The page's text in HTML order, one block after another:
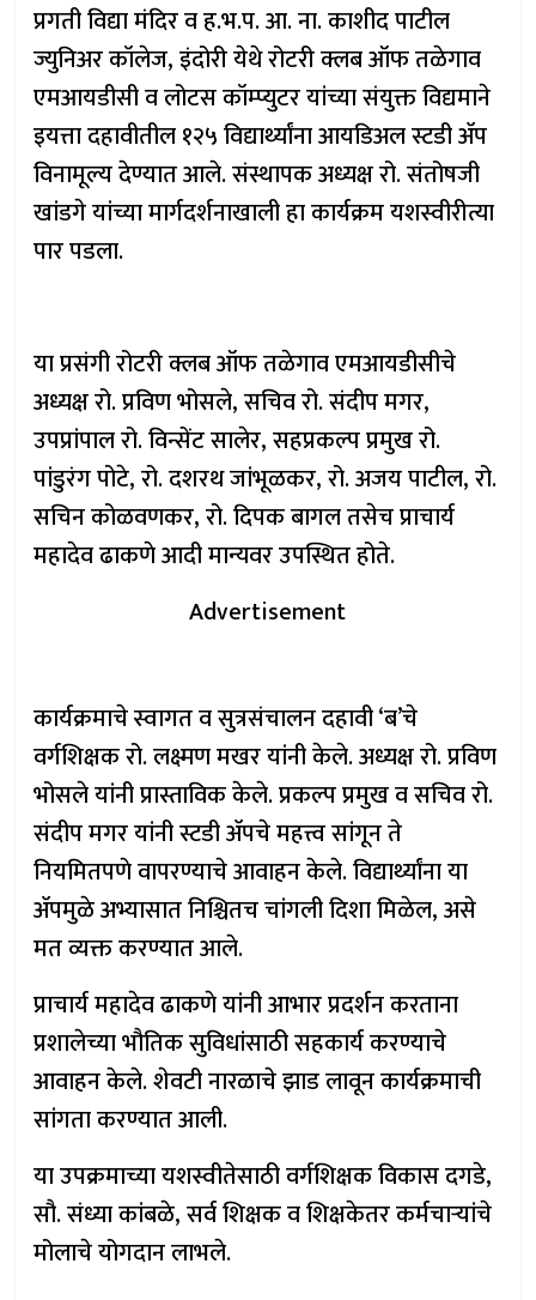
प्रगती विद्या मंदिर व ह.भ.प. आ. ना. काशीद पाटील
ज्युनिअर कॉलेज, इंदोरी येथे रोटरी क्लब ऑफ तळेगाव
एमआयडीसी व लोटस कॉम्प्युटर यांच्या संयुक्त विद्यमाने
इयत्ता दहावीतील १२५ विद्यार्थ्यांना आयडिअल स्टडी ॲप
विनामूल्य देण्यात आले. संस्थापक अध्यक्ष रो. संतोषजी
खांडगे यांच्या मार्गदर्शनाखाली हा कार्यक्रम यशस्वीरीत्या
पार पडला.
या प्रसंगी रोटरी क्लब ऑफ तळेगाव एमआयडीसीचे
अध्यक्ष रो. प्रविण भोसले, सचिव रो. संदीप मगर,
उपप्रांपाल रो. विन्सेंट सालेर, सहप्रकल्प प्रमुख रो.
पांडुरंग पोटे, रो. दशरथ जांभूळकर, रो. अजय पाटील, रो.
सचिन कोळवणकर, रो. दिपक बागल तसेच प्राचार्य
महादेव ढाकणे आदी मान्यवर उपस्थित होते.
Advertisement
कार्यक्रमाचे स्वागत व सुत्रसंचालन दहावी ‘ब’चे
वर्गशिक्षक रो. लक्ष्मण मखर यांनी केले. अध्यक्ष रो. प्रविण
भोसले यांनी प्रास्ताविक केले. प्रकल्प प्रमुख व सचिव रो.
संदीप मगर यांनी स्टडी ॲपचे महत्त्व सांगून ते
नियमितपणे वापरण्याचे आवाहन केले. विद्यार्थ्यांना या
ॲपमुळे अभ्यासात निश्चितच चांगली दिशा मिळेल, असे
मत व्यक्त करण्यात आले.
प्राचार्य महादेव ढाकणे यांनी आभार प्रदर्शन करताना
प्रशालेच्या भौतिक सुविधांसाठी सहकार्य करण्याचे
आवाहन केले. शेवटी नारळाचे झाड लावून कार्यक्रमाची
सांगता करण्यात आली.
या उपक्रमाच्या यशस्वीतेसाठी वर्गशिक्षक विकास दगडे,
सौ. संध्या कांबळे, सर्व शिक्षक व शिक्षकेतर कर्मचाऱ्यांचे
मोलाचे योगदान लाभले.